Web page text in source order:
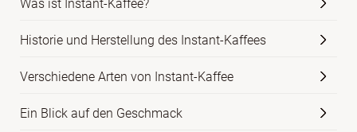
Was ist Instant-Kaffee?
Historie und Herstellung des Instant-Kaffees
Verschiedene Arten von Instant-Kaffee
Ein Blick auf den Geschmack